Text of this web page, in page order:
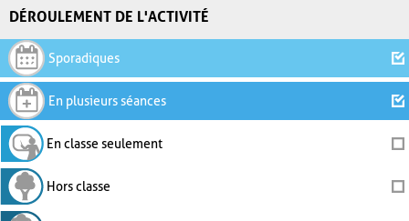
DÉROULEMENT DE L'ACTIVITÉ
Sporadiques
En plusieurs séances
En classe seulement
Hors classe